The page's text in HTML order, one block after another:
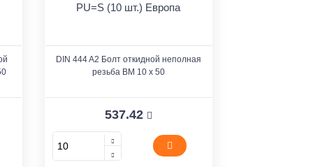
DIN 444 A2 Болт откидной неполная
резьба BM 10 x 50
537.42